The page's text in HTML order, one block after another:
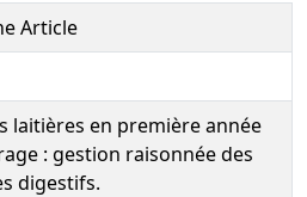
Article
laitières en première année
: gestion raisonnée des
digestifs.